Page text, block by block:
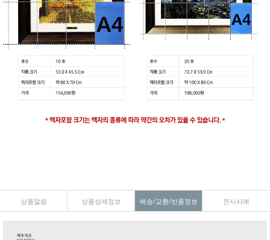
상품알림 상품상세정보 배송/교환/반품정보 전시사례